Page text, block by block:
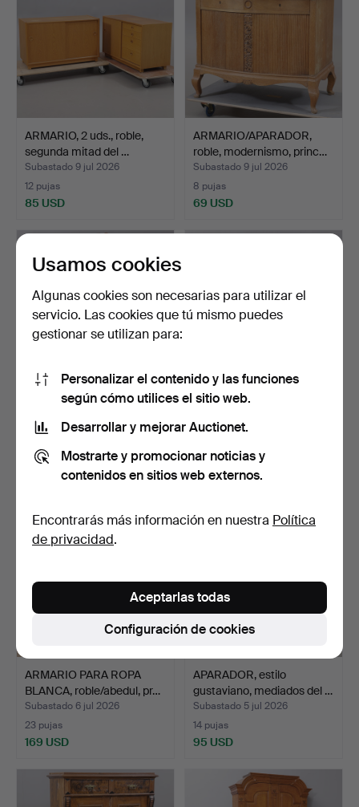
ARMARIO, 2 uds., roble,
segunda mitad del …
Subastado 9 jul 2026
12 pujas
85 USD
ARMARIO/APARADOR,
roble, modernismo, princ…
Subastado 9 jul 2026
8 pujas
69 USD
APARADOR, roble, art
nouveau, década de 19…
Subastado 9 jul 2026
22 pujas
253 USD
APARADOR CON ESPEJO,
roble, principios del…
18 pujas
127 USD
ARMARIO PARA ROPA
BLANCA, roble/abedul, pr…
Subastado 6 jul 2026
23 pujas
169 USD
APARADOR, estilo
gustaviano, mediados del …
Subastado 5 jul 2026
14 pujas
95 USD
Usamos cookies
Algunas cookies son necesarias para utilizar el
servicio. Las cookies que tú mismo puedes
gestionar se utilizan para:
Personalizar el contenido y las funciones
según cómo utilices el sitio web.
Desarrollar y mejorar Auctionet.
Mostrarte y promocionar noticias y
contenidos en sitios web externos.
Encontrarás más información en nuestra Política
de privacidad.
Configuración de cookies
Aceptarlas todas